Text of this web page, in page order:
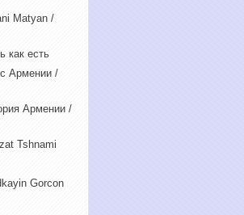
Matyan /
есть
Армении /
Армении /
Tshnami
Gorcon